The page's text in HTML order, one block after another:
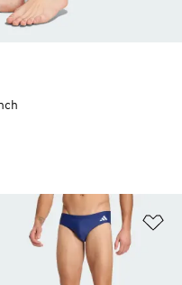
a la lista de deseos